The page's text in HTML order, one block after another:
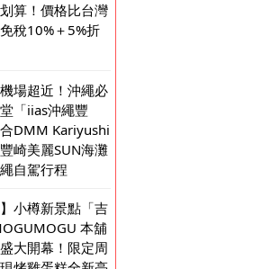
算！價格比台灣
稅10%＋5%折
場超近！沖繩必
「iias沖繩豐
DMM Kariyushi
崎美麗SUN海灘
自駕行程
】小樽新景點「吉
本舖
大開幕！限定周